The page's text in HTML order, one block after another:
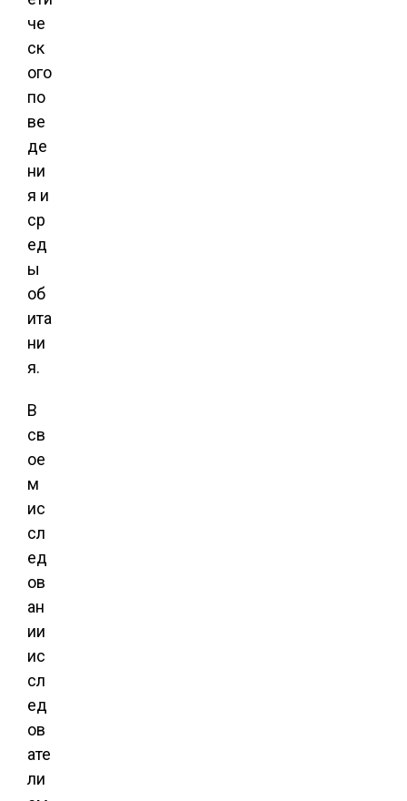
че
ск
ого
по
ве
де
ни
я и
ср
ед
ы
об
ита
ни
я.
В
св
ое
м
ис
сл
ед
ов
ан
ии
ис
сл
ед
ов
ате
ли